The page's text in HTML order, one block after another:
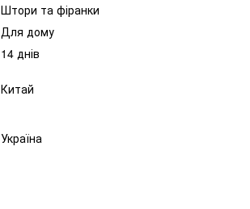
Штори та фіранки
Для дому
14 днів
Китай
Україна